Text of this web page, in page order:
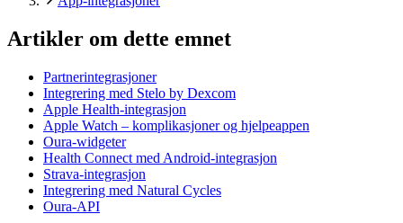
Artikler om dette emnet
Partnerintegrasjoner
Integrering med Stelo by Dexcom
Apple Health-integrasjon
Apple Watch – komplikasjoner og hjelpeappen
Oura-widgeter
Health Connect med Android-integrasjon
Strava-integrasjon
Integrering med Natural Cycles
Oura-API